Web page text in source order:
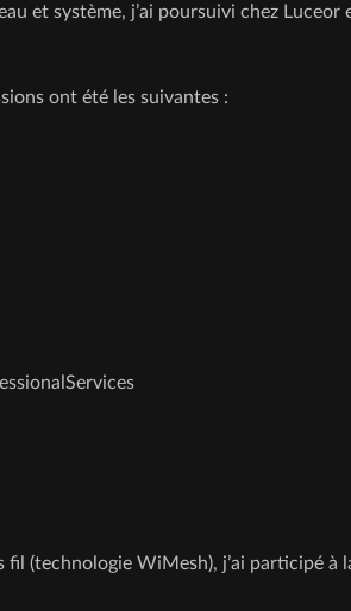
et système, j’ai poursuivi chez Luceor
ont été les suivantes :
(technologie WiMesh), j’ai participé à